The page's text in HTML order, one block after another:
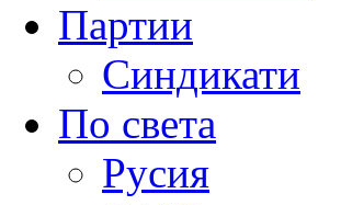
Партии
Синдикати
По света
Русия